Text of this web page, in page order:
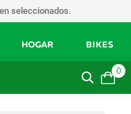
seleccionados.
0